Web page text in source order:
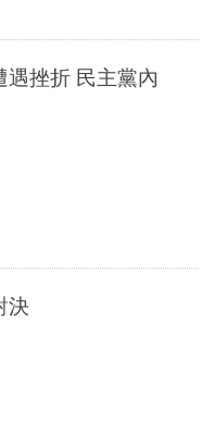
遇挫折 民主黨內
決